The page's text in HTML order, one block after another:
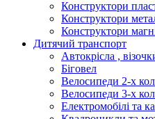
Конструктори
Конструктори
Конструктори
Дитячий транспорт
Автокрісла ,
Біговел
Велосипеди 2-х
Велосипеди 3-х
Електромобілі та